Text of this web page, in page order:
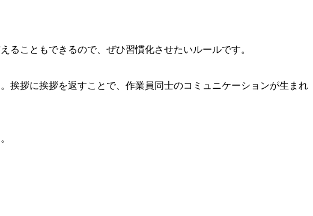
こともできるので、ぜひ習慣化させたいルールです。
挨拶に挨拶を返すことで、作業員同士のコミュニケーションが生まれ